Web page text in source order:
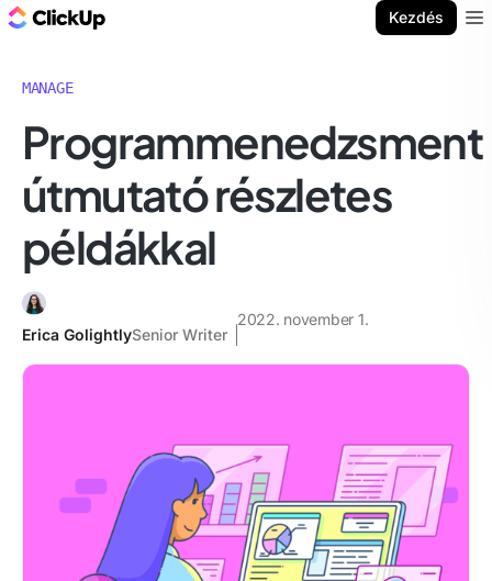
Kezdés
MANAGE
Programmenedzsment
útmutató részletes
példákkal
Erica GolightlySenior Writer
2022. november 1.